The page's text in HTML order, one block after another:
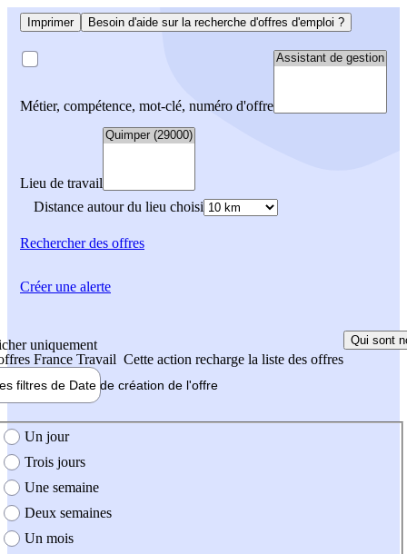
Imprimer Besoin d'aide sur la recherche d'offres d'emploi ?
Métier, compétence, mot-clé, numéro d'offre
Lieu de travail
Distance autour du lieu choisi
Rechercherdes offres
uniquement
France Travail Cette action recharge la liste des offres
Qui sont
filtres de Date de création de l'offre
création de l'offre
Un jour
Trois jours
Une semaine
Deux semaines
Un mois
Créer une alerte